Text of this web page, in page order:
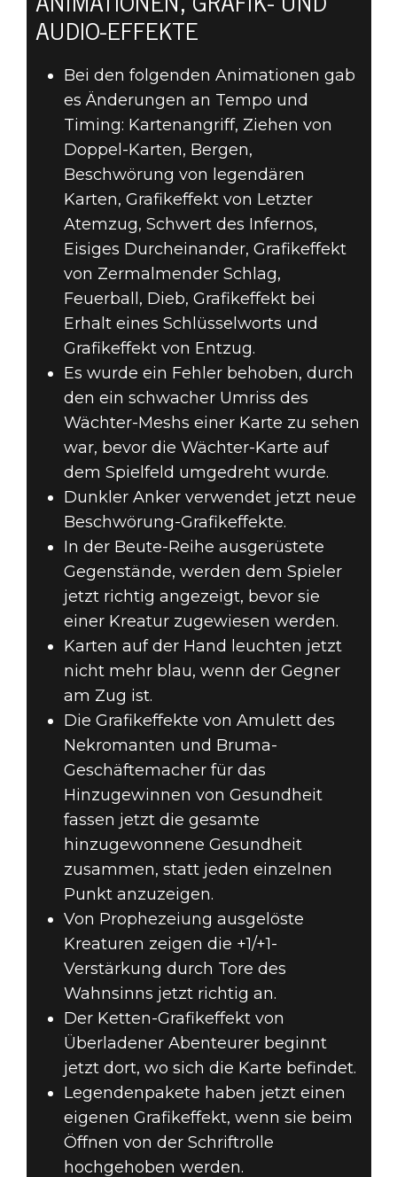
ANIMATIONEN, GRAFIK- UND
AUDIO-EFFEKTE
Bei den folgenden Animationen gab
es Änderungen an Tempo und
Timing: Kartenangriff, Ziehen von
Doppel-Karten, Bergen,
Beschwörung von legendären
Karten, Grafikeffekt von Letzter
Atemzug, Schwert des Infernos,
Eisiges Durcheinander, Grafikeffekt
von Zermalmender Schlag,
Feuerball, Dieb, Grafikeffekt bei
Erhalt eines Schlüsselworts und
Grafikeffekt von Entzug.
Es wurde ein Fehler behoben, durch
den ein schwacher Umriss des
Wächter-Meshs einer Karte zu sehen
war, bevor die Wächter-Karte auf
dem Spielfeld umgedreht wurde.
Dunkler Anker verwendet jetzt neue
Beschwörung-Grafikeffekte.
In der Beute-Reihe ausgerüstete
Gegenstände, werden dem Spieler
jetzt richtig angezeigt, bevor sie
einer Kreatur zugewiesen werden.
Karten auf der Hand leuchten jetzt
nicht mehr blau, wenn der Gegner
am Zug ist.
Die Grafikeffekte von Amulett des
Nekromanten und Bruma-
Geschäftemacher für das
Hinzugewinnen von Gesundheit
fassen jetzt die gesamte
hinzugewonnene Gesundheit
zusammen, statt jeden einzelnen
Punkt anzuzeigen.
Von Prophezeiung ausgelöste
Kreaturen zeigen die +1/+1-
Verstärkung durch Tore des
Wahnsinns jetzt richtig an.
Der Ketten-Grafikeffekt von
Überladener Abenteurer beginnt
jetzt dort, wo sich die Karte befindet.
Legendenpakete haben jetzt einen
eigenen Grafikeffekt, wenn sie beim
Öffnen von der Schriftrolle
hochgehoben werden.